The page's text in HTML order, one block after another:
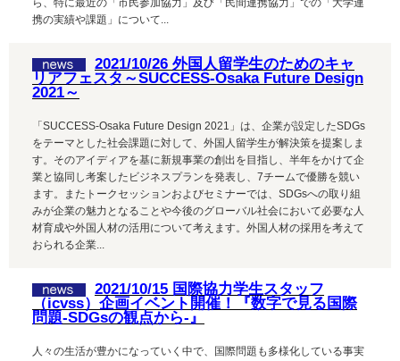
ら、特に最近の「市民参加協力」及び「民間連携協力」での「大学連
携の実績や課題」について...
2021/10/26 外国人留学生のためのキャ
リアフェスタ～SUCCESS-Osaka Future Design
2021～
「SUCCESS-Osaka Future Design 2021」は、企業が設定したSDGs
をテーマとした社会課題に対して、外国人留学生が解決策を提案しま
す。そのアイディアを基に新規事業の創出を目指し、半年をかけて企
業と協同し考案したビジネスプランを発表し、7チームで優勝を競い
ます。またトークセッションおよびセミナーでは、SDGsへの取り組
みが企業の魅力となることや今後のグローバル社会において必要な人
材育成や外国人材の活用について考えます。外国人材の採用を考えて
おられる企業...
2021/10/15 国際協力学生スタッフ
（icvss）企画イベント開催！『数字で見る国際
問題-SDGsの観点から-』
人々の生活が豊かになっていく中で、国際問題も多様化している事実